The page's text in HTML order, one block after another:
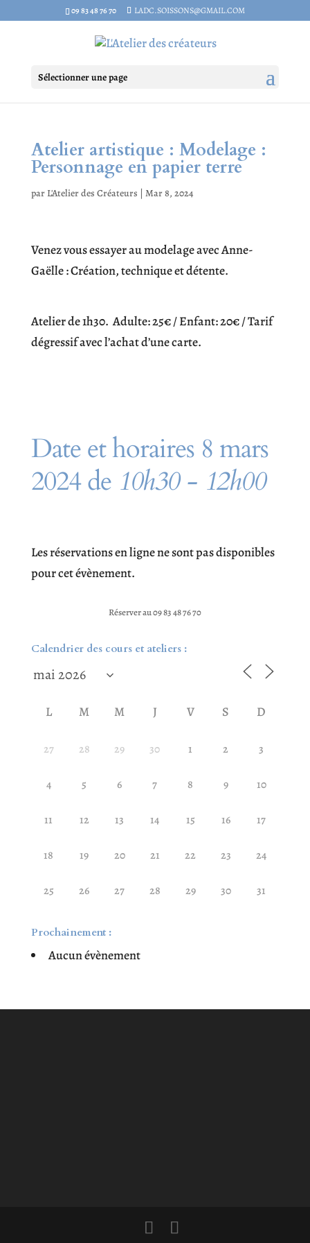
09 83 48 76 70 LADC.SOISSONS@GMAIL.COM
Sélectionner une page
Atelier artistique : Modelage :
Personnage en papier terre
par L'Atelier des Créateurs | Mar 8, 2024
Venez vous essayer au modelage avec Anne-
Gaëlle : Création, technique et détente.
Atelier de 1h30. Adulte: 25€ / Enfant: 20€ / Tarif
dégressif avec l’achat d’une carte.
Date et horaires 8 mars
2024 de 10h30 - 12h00
Les réservations en ligne ne sont pas disponibles
pour cet évènement.
Réserver au 09 83 48 76 70
Calendrier des cours et ateliers :
L M M J V S D
27 28 29 30 1 2 3
4 5 6 7 8 9 10
11 12 13 14 15 16 17
18 19 20 21 22 23 24
25 26 27 28 29 30 31
Prochainement :
Aucun évènement